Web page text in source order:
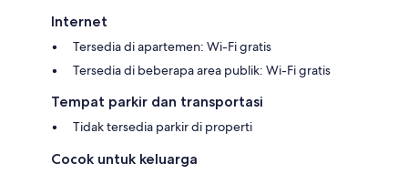
Internet
Tersedia di apartemen: Wi-Fi gratis
Tersedia di beberapa area publik: Wi-Fi gratis
Tempat parkir dan transportasi
Tidak tersedia parkir di properti
Cocok untuk keluarga